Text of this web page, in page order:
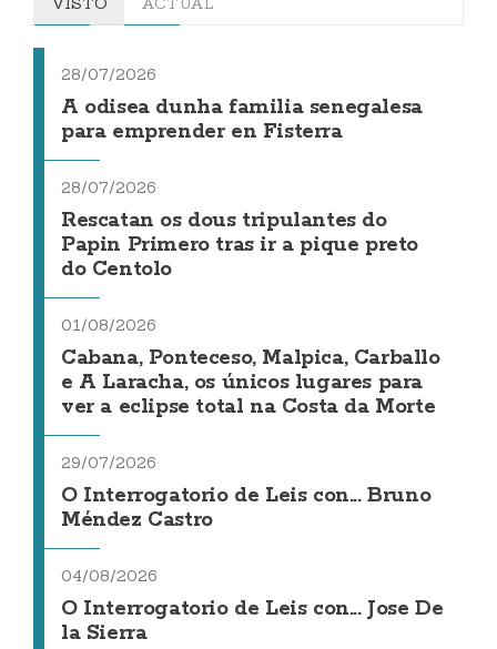
28/07/2026
A odisea dunha familia senegalesa
para emprender en Fisterra
28/07/2026
Rescatan os dous tripulantes do
Papin Primero tras ir a pique preto
do Centolo
01/08/2026
Cabana, Ponteceso, Malpica, Carballo
e A Laracha, os únicos lugares para
ver a eclipse total na Costa da Morte
29/07/2026
O Interrogatorio de Leis con... Bruno
Méndez Castro
04/08/2026
O Interrogatorio de Leis con... Jose De
la Sierra